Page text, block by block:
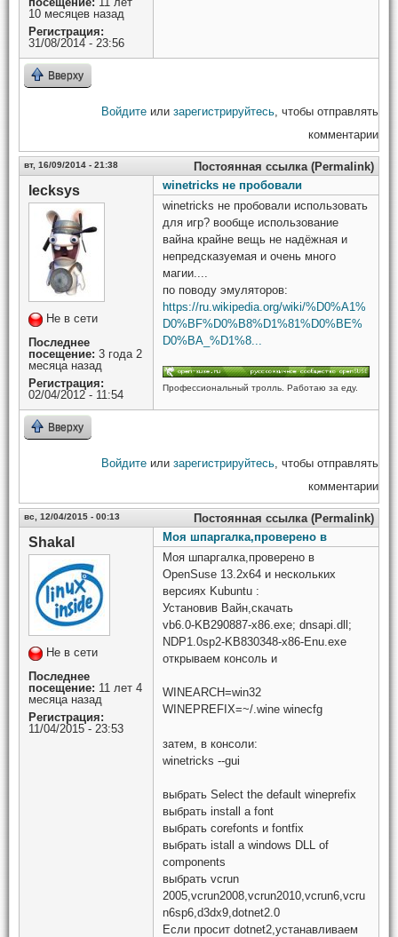
10 месяцев назад
Регистрация:
31/08/2014 - 23:56
Вверху
Войдите или зарегистрируйтесь , чтобы отправлять
комментарии
вт, 16/09/2014 - 21:38 Постоянная ссылка (Permalink)
lecksys
Не в сети
Последнее
посещение: 3 года 2
месяца назад
Регистрация:
02/04/2012 - 11:54
winetricks не пробовали
winetricks не пробовали использовать
для игр? вообще использование
вайна крайне вещь не надёжная и
непредсказуемая и очень много
магии....
по поводу эмуляторов:
https://ru.wikipedia.org/wiki/%D0%A1%
D0%BF%D0%B8%D1%81%D0%BE%
D0%BA_%D1%8...
Профессиональный тролль. Работаю за еду.
Вверху
Войдите или зарегистрируйтесь , чтобы отправлять
комментарии
вс, 12/04/2015 - 00:13 Постоянная ссылка (Permalink)
Shakal
Не в сети
Последнее
посещение: 11 лет 4
месяца назад
Регистрация:
11/04/2015 - 23:53
Моя шпаргалка,проверено в
Моя шпаргалка,проверено в
OpenSuse 13.2x64 и нескольких
версиях Kubuntu :
Установив Вайн,скачать
vb6.0-KB290887-x86.exe; dnsapi.dll;
NDP1.0sp2-KB830348-x86-Enu.exe
открываем консоль и
WINEARCH=win32
WINEPREFIX=~/.wine winecfg
затем, в консоли:
winetricks --gui
выбрать Select the default wineprefix
выбрать install a font
выбрать corefonts и fontfix
выбрать istall a windows DLL of
components
выбрать vcrun
2005,vcrun2008,vcrun2010,vcrun6,vcru
n6sp6,d3dx9,dotnet2.0
Если просит dotnet2,устанавливаем